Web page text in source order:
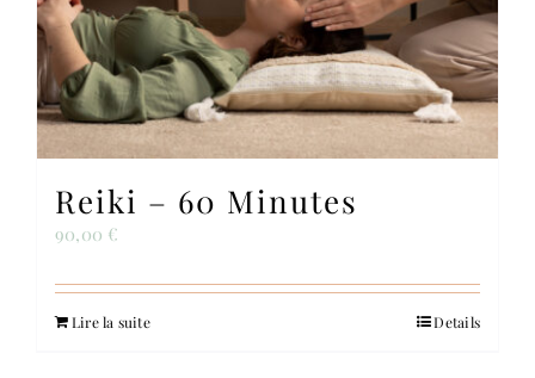
Contact
Reiki – 60 Minutes
90,00 €
Lire la suite Details